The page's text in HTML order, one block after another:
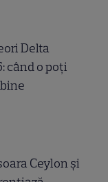
Delta
când o poți
Ceylon și